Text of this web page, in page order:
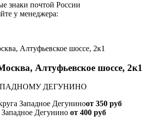
знаки почтой России
у менеджера:
Алтуфьевское шоссе, 2к1
ДЕГУНИНО
Западное Дегуниноот 350 руб
Дегунино от 400 руб